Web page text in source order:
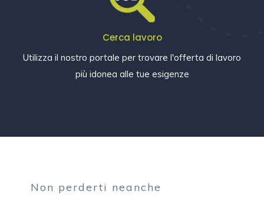
Cerca lavoro
Utilizza il nostro portale per trovare l'offerta di lavoro
più idonea alle tue esigenze
Non perderti neanche